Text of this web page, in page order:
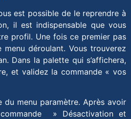
est possible de le reprendre à
il est indispensable que vous
profil. Une fois ce premier pas
déroulant. Vous trouverez
Dans la palette qui s’affichera,
et validez la commande « vos
menu paramètre. Après avoir
» Désactivation et